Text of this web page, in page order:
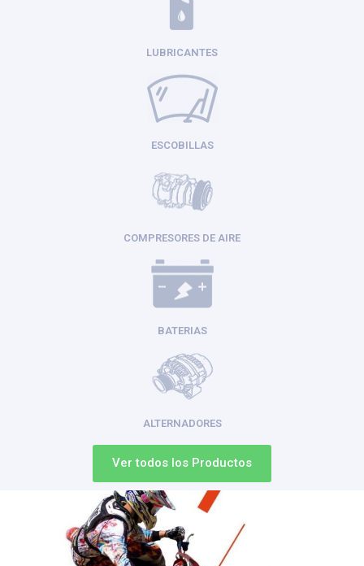
LUBRICANTES
ESCOBILLAS
COMPRESORES DE AIRE
BATERIAS
ALTERNADORES
Ver todos los Productos